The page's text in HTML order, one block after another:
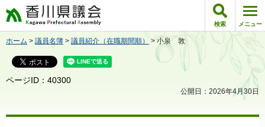
香川県議会 検索 メニュー
ホーム > 議員名簿 > 議員紹介（在職期間順） > 小泉 敦
ページID：40300
公開日：2026年4月30日